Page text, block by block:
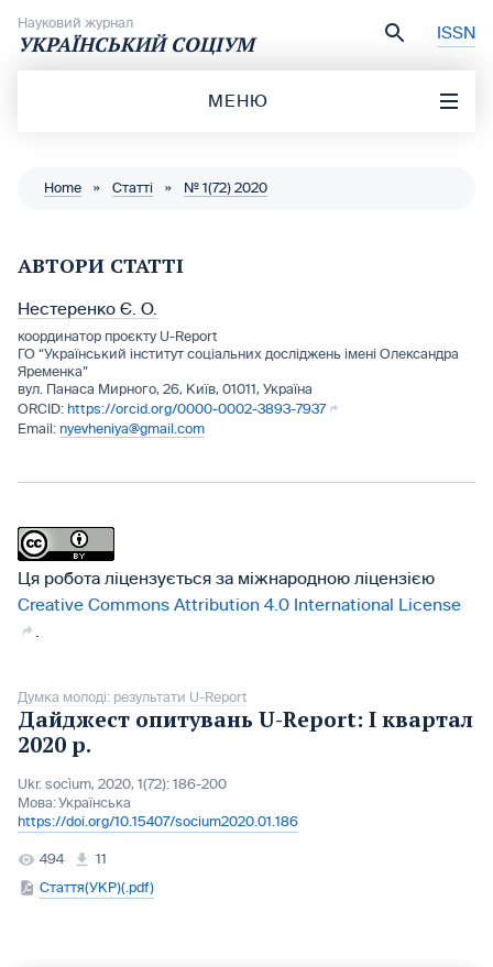
Науковий журнал
УКРАЇНСЬКИЙ СОЦІУМ ISSN
МЕНЮ
Home » Статті » № 1(72) 2020
АВТОРИ СТАТТІ
Нестеренко Є. О.
координатор проєкту U-Report
ГО “Український інститут соціальних досліджень імені Олександра
Яременка”
вул. Панаса Мирного, 26, Київ, 01011, Україна
https://orcid.org/0000-0002-3893-7937
nyevheniya@gmail.com
Ця робота ліцензується за міжнародною ліцензією
Creative Commons Attribution 4.0 International License
Думка молоді: результати U-Report
Дайджест опитувань U-Report: І квартал
2020 р.
Ukr. socìum, 2020, 1(72): 186-200
Мова:Українська
https://doi.org/10.15407/socium2020.01.186
494
11
Стаття(УКР)(.pdf)